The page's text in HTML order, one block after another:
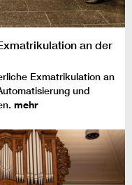
an der
Exmatrikulation an
und
mehr